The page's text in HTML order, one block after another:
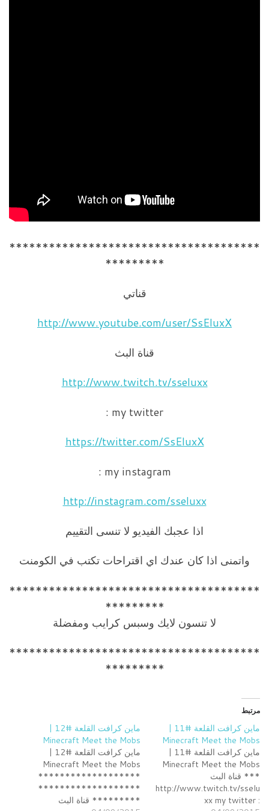
**************************************
*********
قناتي
http://www.youtube.com/user/SsEluxX
قناة البث
http://www.twitch.tv/sseluxx
my twitter :
https://twitter.com/SsEluxX
my instagram :
http://instagram.com/sseluxx
اذا عجبك الفيديو لا تنسى التقييم
واتمنى اذا كان عندك اي اقتراحات تكتب في الكومنت
**************************************
*********
لا تنسون لايك وسبس كرايب ومفضلة
**************************************
*********
مرتبط
ماين كرافت القلعة #11 |
Minecraft Meet the Mobs
ماين كرافت القلعة #11 |
Minecraft Meet the Mobs
*** قناة البث
http://www.twitch.tv/sselu
xx my twitter :
ماين كرافت القلعة #12 |
Minecraft Meet the Mobs
ماين كرافت القلعة #12 |
Minecraft Meet the Mobs
*******************
*******************
**­­******* قناة البث